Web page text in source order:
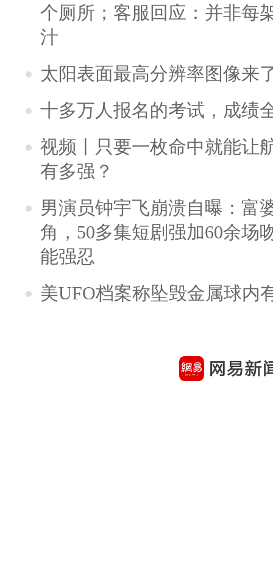
个厕所；客服回应：并非每
汁
太阳表面最高分辨率图像来
十多万人报名的考试，成绩
视频丨只要一枚命中就能让
有多强？
男演员钟宇飞崩溃自曝：富
角，50多集短剧强加60余场
能强忍
美UFO档案称坠毁金属球内